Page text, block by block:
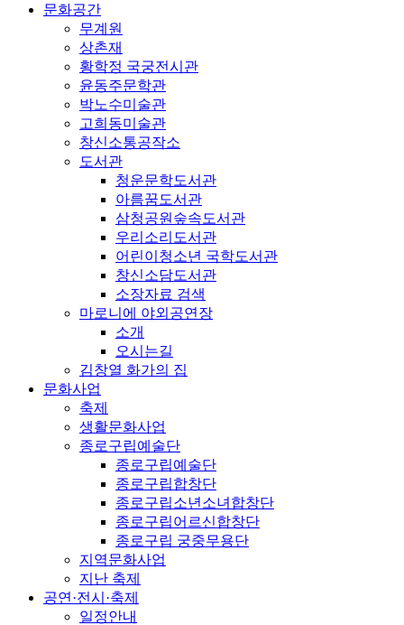
문화공간
무계원
상촌재
황학정 국궁전시관
윤동주문학관
박노수미술관
고희동미술관
창신소통공작소
도서관
청운문학도서관
아름꿈도서관
삼청공원숲속도서관
우리소리도서관
어린이청소년 국학도서관
창신소담도서관
소장자료 검색
마로니에 야외공연장
소개
오시는길
김창열 화가의 집
문화사업
축제
생활문화사업
종로구립예술단
종로구립예술단
종로구립합창단
종로구립소년소녀합창단
종로구립어르신합창단
종로구립 궁중무용단
지역문화사업
지난 축제
공연·전시·축제
일정안내